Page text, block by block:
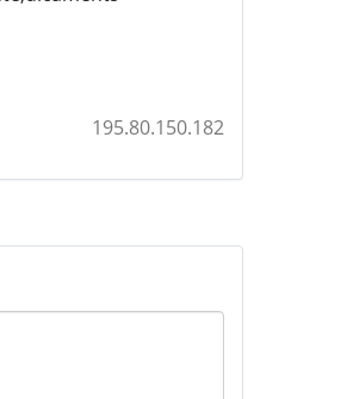
195.80.150.182